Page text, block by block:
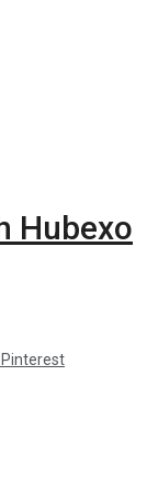
Hubexo
Pinterest